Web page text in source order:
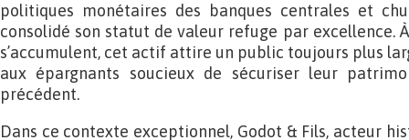
politiques monétaires des banques centrales et
consolidé son statut de valeur refuge par excellence.
s’accumulent, cet actif attire un public toujours plus
aux épargnants soucieux de sécuriser leur
précédent.
Dans ce contexte exceptionnel, Godot & Fils, acteur